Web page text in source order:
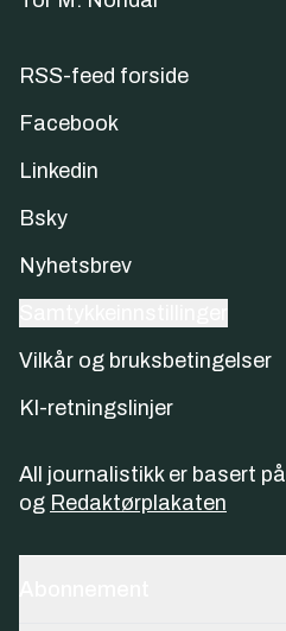
RSS-feed forside
Facebook
Linkedin
Bsky
Nyhetsbrev
Vilkår og bruksbetingelser
KI-retningslinjer
All journalistikk er basert på
og Redaktørplakaten